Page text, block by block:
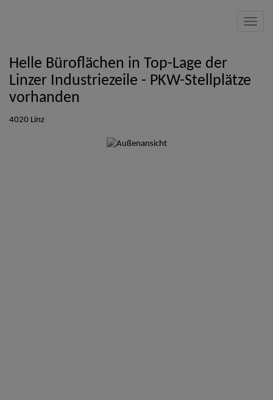
Helle Büroflächen in Top-Lage der
Linzer Industriezeile - PKW-Stellplätze
vorhanden
4020 Linz